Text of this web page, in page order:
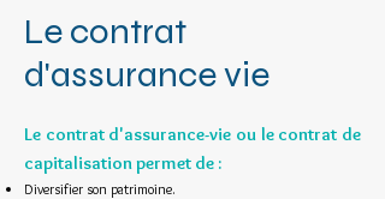
Le contrat
d'assurance vie
Le contrat d'assurance-vie ou le contrat de
capitalisation permet de :
Diversifier son patrimoine.